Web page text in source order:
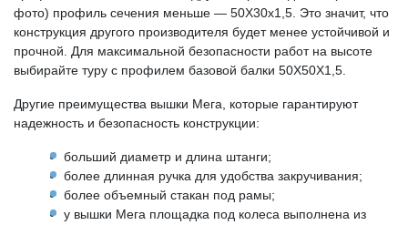
фото) профиль сечения меньше — 50Х30х1,5. Это значит, что
конструкция другого производителя будет менее устойчивой и
прочной. Для максимальной безопасности работ на высоте
выбирайте туру с профилем базовой балки 50Х50Х1,5.
Другие преимущества вышки Мега, которые гарантируют
надежность и безопасность конструкции:
больший диаметр и длина штанги;
более длинная ручка для удобства закручивания;
более объемный стакан под рамы;
у вышки Мега площадка под колеса выполнена из